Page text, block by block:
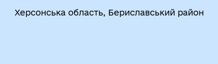
Херсонська область, Бериславський район